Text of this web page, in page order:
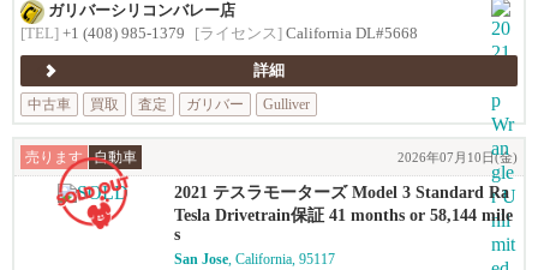
ガリバーシリコンバレー店
[TEL] +1 (408) 985-1379 [ライセンス] California DL#5668
詳細
中古車
買取 査定 ガリバー Gulliver
売ります 自動車 2026年07月10日(金)
2021 テスラモーターズ Model 3 Standard Ra
nge Plus
Tesla Drivetrain保証 41 months or 58,144 mile
s
San Jose, California, 95117